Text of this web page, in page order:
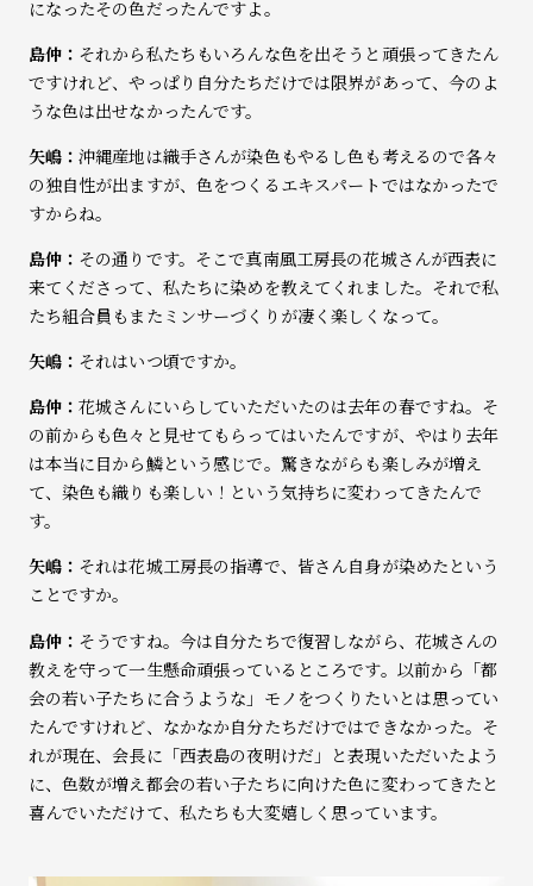
になったその色だったんですよ。
島仲： それから私たちもいろんな色を出そうと頑張ってきたん
ですけれど、やっぱり自分たちだけでは限界があって、今のよ
うな色は出せなかったんです。
矢嶋：沖縄産地は織手さんが染色もやるし色も考えるので各々
の独自性が出ますが、色をつくるエキスパートではなかったで
すからね。
島仲： その通りです。そこで真南風工房長の花城さんが西表に
来てくださって、私たちに染めを教えてくれました。それで私
たち組合員もまたミンサーづくりが凄く楽しくなって。
矢嶋： それはいつ頃ですか。
島仲：花城さんにいらしていただいたのは去年の春ですね。そ
の前からも色々と見せてもらってはいたんですが、やはり去年
は本当に目から鱗という感じで。驚きながらも楽しみが増え
て、染色も織りも楽しい！という気持ちに変わってきたんで
す。
矢嶋： それは花城工房長の指導で、皆さん自身が染めたという
ことですか。
島仲： そうですね。今は自分たちで復習しながら、花城さんの
教えを守って一生懸命頑張っているところです。以前から「都
会の若い子たちに合うような」モノをつくりたいとは思ってい
たんですけれど、なかなか自分たちだけではできなかった。そ
れが現在、会長に「西表島の夜明けだ」と表現いただいたよう
に、色数が増え都会の若い子たちに向けた色に変わってきたと
喜んでいただけて、私たちも大変嬉しく思っています。